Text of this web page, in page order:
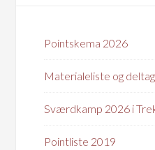
Pointskema 2026
Materialeliste og
Sværdkamp 2026 i
Pointliste 2019